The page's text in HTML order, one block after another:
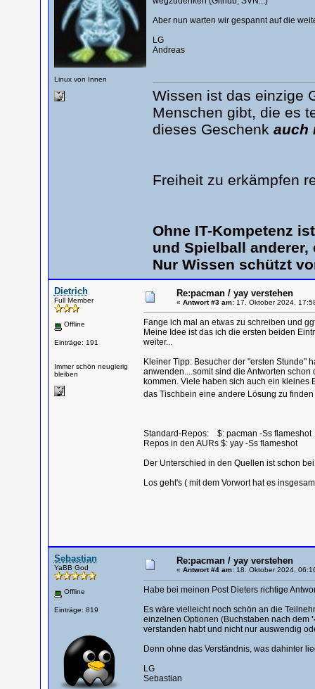
Linux von Innen
Aber nun warten wir gespannt auf die
LG
Andreas
Wissen ist das einzige
Menschen gibt, die es
dieses Geschenk auch
Freiheit zu erkämpfen
Ohne IT-Kompetenz
und Spielball anderer,
Nur Wissen schützt
Dietrich
Full Member
Offline
Einträge: 191
Immer schön neugierig
bleiben
Re:pacman / yay verstehen
« Antwort #3 am:17. Oktober 2024,
Fange ich mal an etwas zu schreiben und
Meine Idee ist das ich die ersten beiden
weiter...
Kleiner Tipp: Besucher der "ersten Stunde"
anwenden....somit sind die Antworten
kommen. Viele haben sich auch ein kleines
das Tischbein eine andere Lösung zu finden
Standard-Repos: $: pacman -Ss flameshot
Repos in den AURs $: yay -Ss flameshot
Der Unterschied in den Quellen ist schon
Los geht's ( mit dem Vorwort hat es
Sebastian
YaBB God
Offline
Einträge: 819
Re:pacman / yay verstehen
« Antwort #4 am:18. Oktober 2024,
Habe bei meinen Post Dieters richtige
Es wäre vielleicht noch schön an die
einzelnen Optionen (Buchstaben nach dem
verstanden habt und nicht nur auswendig
Denn ohne das Verständnis, was dahinter
LG
Sebastian